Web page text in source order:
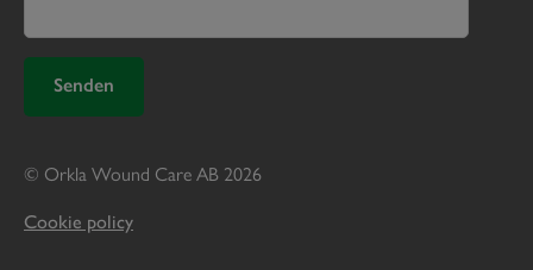
© Orkla Wound Care AB 2026
Cookie policy